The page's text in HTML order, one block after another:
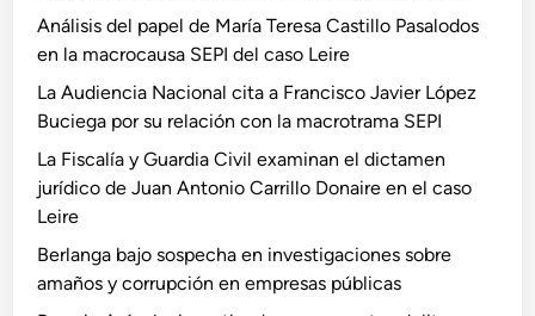
Análisis del papel de María Teresa Castillo Pasalodos
en la macrocausa SEPI del caso Leire
La Audiencia Nacional cita a Francisco Javier López
Buciega por su relación con la macrotrama SEPI
La Fiscalía y Guardia Civil examinan el dictamen
jurídico de Juan Antonio Carrillo Donaire en el caso
Leire
Berlanga bajo sospecha en investigaciones sobre
amaños y corrupción en empresas públicas